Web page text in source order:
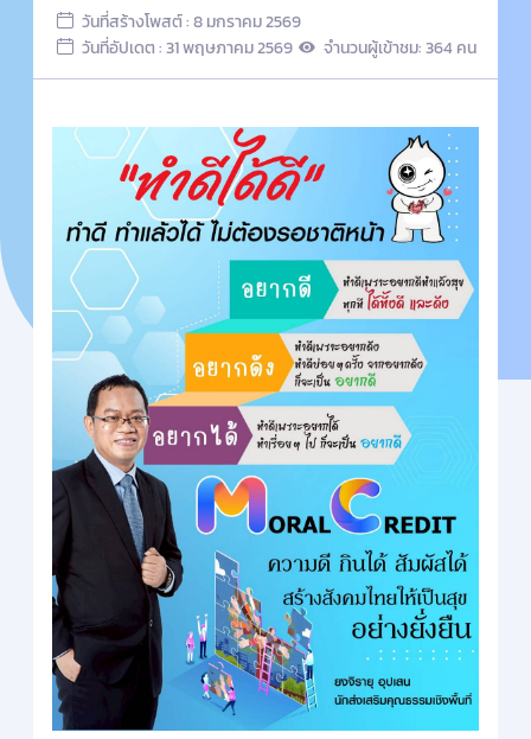
วันที่สร้างโพสต์ : 8 มกราคม 2569
วันที่อัปเดต : 31 พฤษภาคม 2569
จำนวนผู้เข้าชม: 364 คน